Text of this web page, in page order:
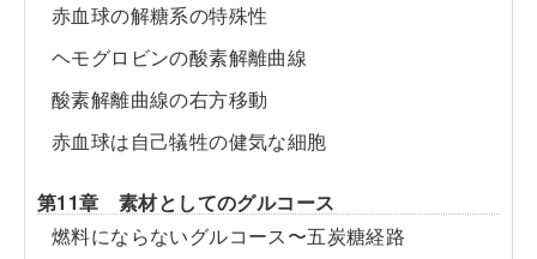
赤血球の解糖系の特殊性
ヘモグロビンの酸素解離曲線
酸素解離曲線の右方移動
赤血球は自己犠牲の健気な細胞
第11章 素材としてのグルコース
燃料にならないグルコース〜五炭糖経路